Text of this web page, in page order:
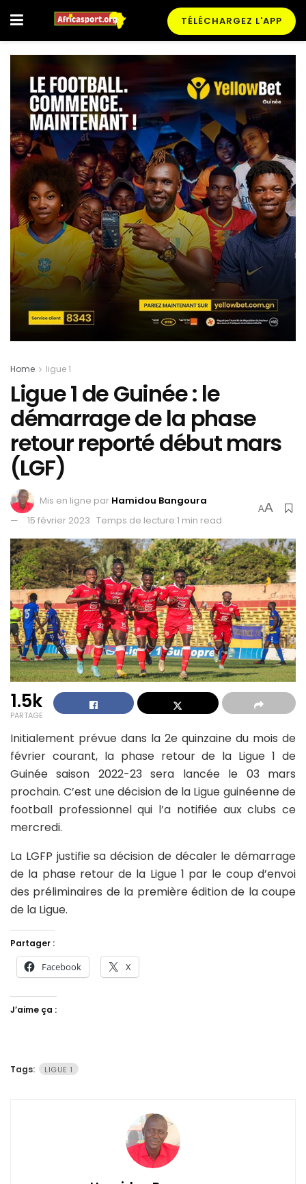
TÉLÉCHARGEZ L'APP
Home ligue 1
Ligue 1 de Guinée : le
démarrage de la phase
retour reporté début mars
(LGF)
Mis en ligne par Hamidou Bangoura
15 février 2023 Temps de lecture:1 min read
AA
1.5k
PARTAGE
Initialement prévue dans la 2e quinzaine du mois de
février courant, la phase retour de la Ligue 1 de
Guinée saison 2022-23 sera lancée le 03 mars
prochain. C’est une décision de la Ligue guinéenne de
football professionnel qui l’a notifiée aux clubs ce
mercredi.
La LGFP justifie sa décision de décaler le démarrage
de la phase retour de la Ligue 1 par le coup d’envoi
des préliminaires de la première édition de la coupe
de la Ligue.
Partager :
Facebook X
J’aime ça :
Tags: LIGUE 1